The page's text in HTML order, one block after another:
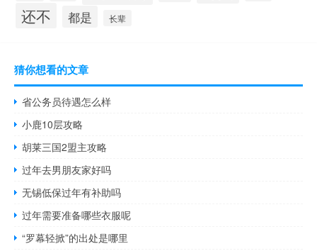
还不 都是 长辈
猜你想看的文章
省公务员待遇怎么样
小鹿10层攻略
胡莱三国2盟主攻略
过年去男朋友家好吗
无锡低保过年有补助吗
过年需要准备哪些衣服呢
“罗幕轻掀”的出处是哪里